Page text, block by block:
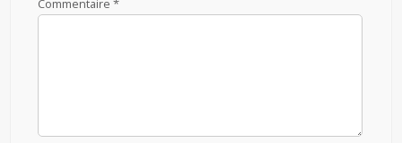
Commentaire*